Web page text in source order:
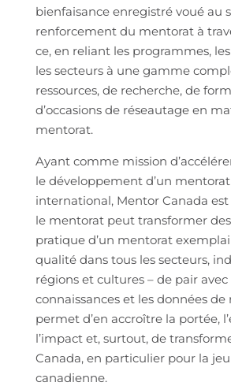
bienfaisance enregistré voué au
renforcement du mentorat à
ce, en reliant les programmes,
les secteurs à une gamme
ressources, de recherche, de
d’occasions de réseautage en
mentorat.
Ayant comme mission
le développement d’un
international, Mentor Canada
le mentorat peut transformer des
pratique d’un mentorat
qualité dans tous les secteurs,
régions et cultures – de pair avec
connaissances et les données de
permet d’en accroître la portée,
l’impact et, surtout, de
Canada, en particulier pour la
canadienne.